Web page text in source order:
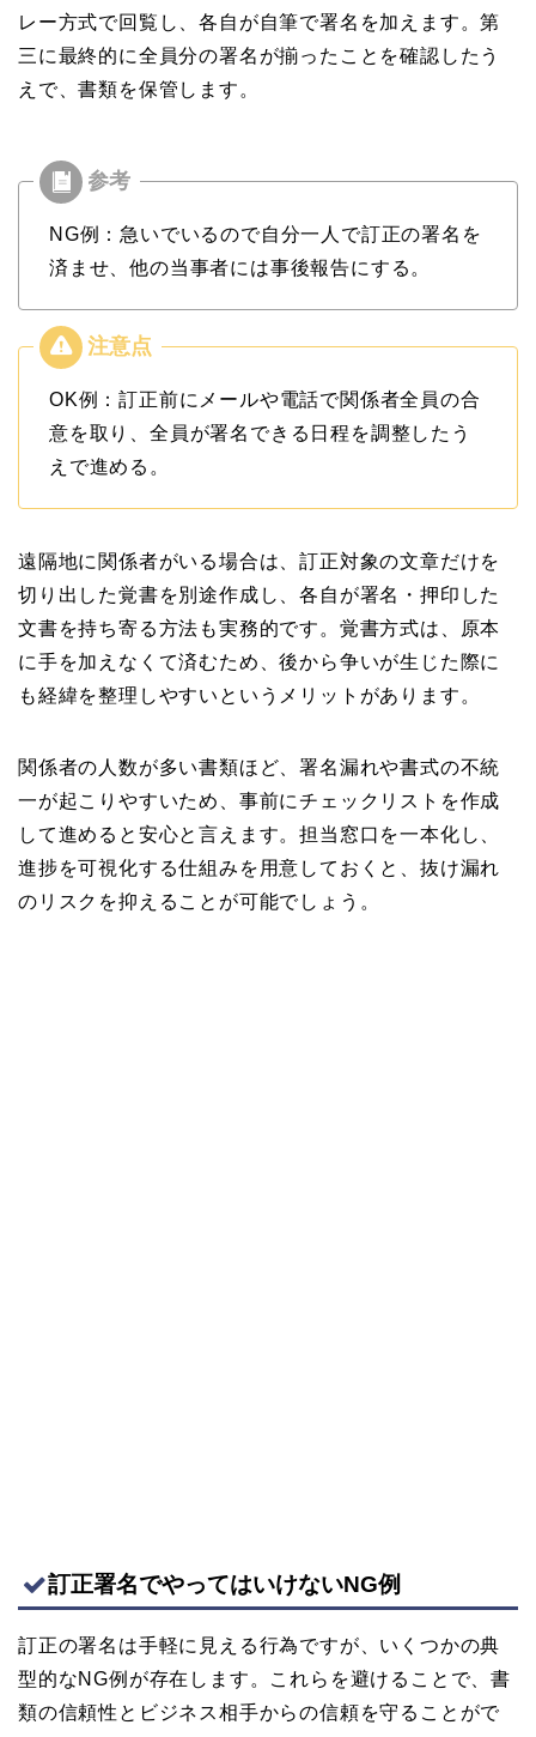
レー方式で回覧し、各自が自筆で署名を加えます。第
三に最終的に全員分の署名が揃ったことを確認したう
えで、書類を保管します。
NG例：急いでいるので自分一人で訂正の署名を
済ませ、他の当事者には事後報告にする。
OK例：訂正前にメールや電話で関係者全員の合
意を取り、全員が署名できる日程を調整したう
えで進める。
遠隔地に関係者がいる場合は、訂正対象の文章だけを
切り出した覚書を別途作成し、各自が署名・押印した
文書を持ち寄る方法も実務的です。覚書方式は、原本
に手を加えなくて済むため、後から争いが生じた際に
も経緯を整理しやすいというメリットがあります。
関係者の人数が多い書類ほど、署名漏れや書式の不統
一が起こりやすいため、事前にチェックリストを作成
して進めると安心と言えます。担当窓口を一本化し、
進捗を可視化する仕組みを用意しておくと、抜け漏れ
のリスクを抑えることが可能でしょう。
訂正署名でやってはいけないNG例
訂正の署名は手軽に見える行為ですが、いくつかの典
型的なNG例が存在します。これらを避けることで、書
類の信頼性とビジネス相手からの信頼を守ることがで